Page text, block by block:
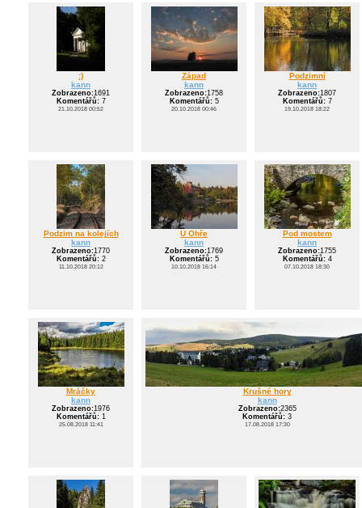
:)
kann
Zobrazeno:1691
Komentářů:7
21.10.2018 00:52
Západ
kann
Zobrazeno:1758
Komentářů:5
20.10.2018 00:46
Podzimní
kann
Zobrazeno:1807
Komentářů:7
19.10.2018 18:22
Podzim na kolejích
kann
Zobrazeno:1770
Komentářů:2
11.10.2018 20:12
U Ohře
kann
Zobrazeno:1769
Komentářů:5
10.10.2018 16:14
Pod mostem
kann
Zobrazeno:1755
Komentářů:4
07.10.2018 18:30
Mráčky
kann
Zobrazeno:1976
Komentářů:1
25.08.2018 11:41
Krušné hory
kann
Zobrazeno:2365
Komentářů: 3
17.08.2018 17:30